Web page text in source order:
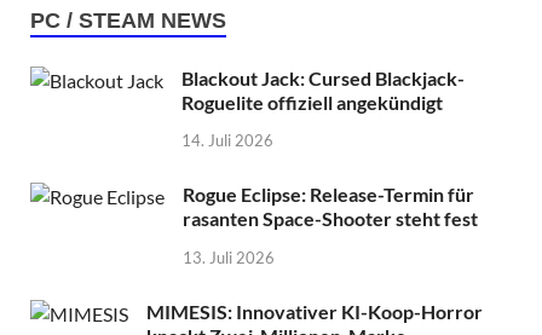
PC / STEAM NEWS
Blackout Jack: Cursed Blackjack-
Roguelite offiziell angekündigt
14. Juli 2026
Rogue Eclipse: Release-Termin für
rasanten Space-Shooter steht fest
13. Juli 2026
MIMESIS: Innovativer KI-Koop-Horror